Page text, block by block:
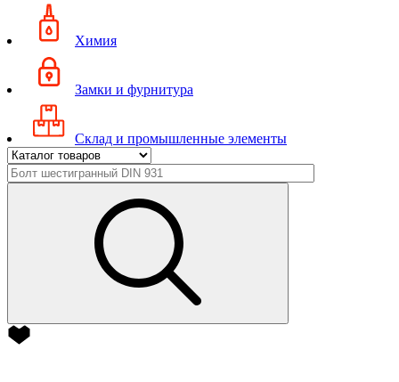
Химия
Замки и фурнитура
Склад и промышленные элементы